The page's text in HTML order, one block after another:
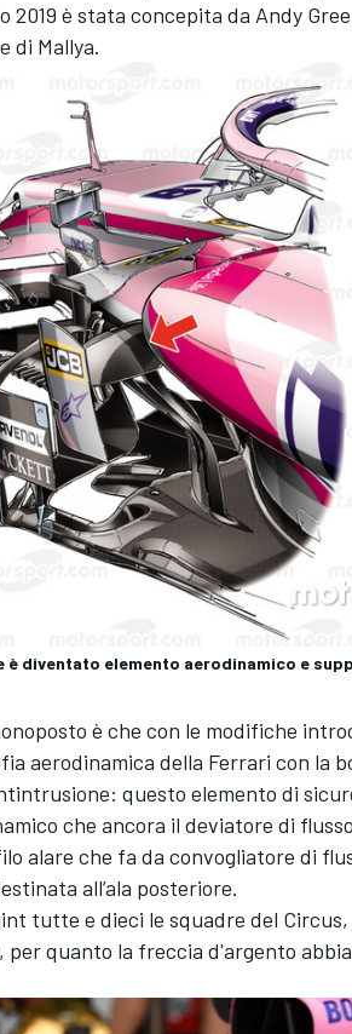
è stata concepita da Andy
di Mallya.
è diventato elemento aerodinamico e
è che con le modifiche
aerodinamica della Ferrari con la
questo elemento di
che ancora il deviatore di
alare che fa da convogliatore di
all’ala posteriore.
tutte e dieci le squadre del
per quanto la freccia d'argento